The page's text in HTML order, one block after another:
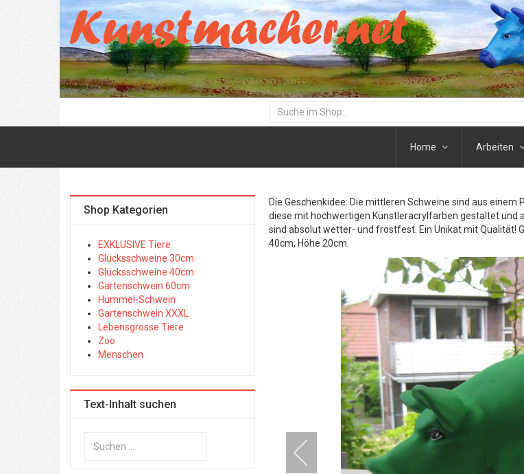
Home Arbeiten
Die Geschenkidee: Die mittleren Schweine sind aus
diese mit hochwertigen Künstleracrylfarben gestaltet und
sind absolut wetter- und frostfest. Ein Unikat mit Qualität!
40cm, Höhe 20cm.
Shop Kategorien
EXKLUSIVE Tiere
Glücksschweine 30cm
Glücksschweine 40cm
Gartenschwein 60cm
Hummel-Schwein
Gartenschwein XXXL
Lebensgrosse Tiere
Zoo
Menschen
Text-Inhalt suchen